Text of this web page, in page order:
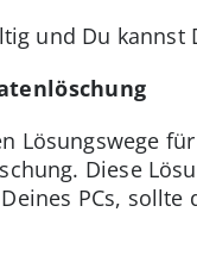
und Du kannst
Lösungswege
Diese
PCs,